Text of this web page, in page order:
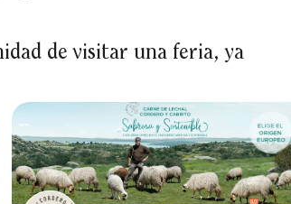
de visitar una feria, ya